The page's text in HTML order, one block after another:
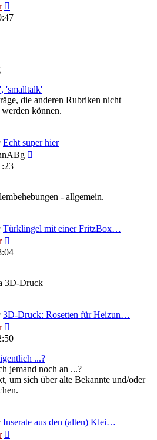
Beitrag
'smalltalk'
die anderen Rubriken nicht
können.
Echt super hier
- allgemein.
Türklingel mit einer FritzBox…
Beitrag
3D-Druck
3D-Druck: Rosetten für Heizun…
Beitrag
...?
jemand noch an ...?
um sich über alte Bekannte und/oder
Inserate aus den (alten) Klei…